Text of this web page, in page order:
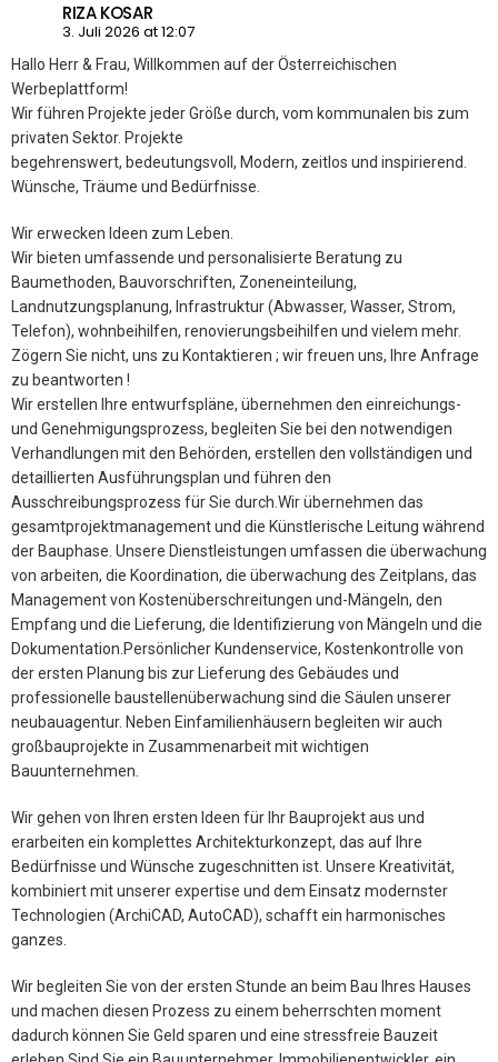
RIZA KOSAR
3. Juli 2026 at 12:07
Hallo Herr & Frau, Willkommen auf der Österreichischen
Werbeplattform!
Wir führen Projekte jeder Größe durch, vom kommunalen bis zum
privaten Sektor. Projekte
begehrenswert, bedeutungsvoll, Modern, zeitlos und inspirierend.
Wünsche, Träume und Bedürfnisse.
Wir erwecken Ideen zum Leben.
Wir bieten umfassende und personalisierte Beratung zu
Baumethoden, Bauvorschriften, Zoneneinteilung,
Landnutzungsplanung, Infrastruktur (Abwasser, Wasser, Strom,
Telefon), wohnbeihilfen, renovierungsbeihilfen und vielem mehr.
Zögern Sie nicht, uns zu Kontaktieren ; wir freuen uns, Ihre Anfrage
zu beantworten !
Wir erstellen Ihre entwurfspläne, übernehmen den einreichungs-
und Genehmigungsprozess, begleiten Sie bei den notwendigen
Verhandlungen mit den Behörden, erstellen den vollständigen und
detaillierten Ausführungsplan und führen den
Ausschreibungsprozess für Sie durch.Wir übernehmen das
gesamtprojektmanagement und die Künstlerische Leitung während
der Bauphase. Unsere Dienstleistungen umfassen die überwachung
von arbeiten, die Koordination, die überwachung des Zeitplans, das
Management von Kostenüberschreitungen und-Mängeln, den
Empfang und die Lieferung, die Identifizierung von Mängeln und die
Dokumentation.Persönlicher Kundenservice, Kostenkontrolle von
der ersten Planung bis zur Lieferung des Gebäudes und
professionelle baustellenüberwachung sind die Säulen unserer
neubauagentur. Neben Einfamilienhäusern begleiten wir auch
großbauprojekte in Zusammenarbeit mit wichtigen
Bauunternehmen.
Wir gehen von Ihren ersten Ideen für Ihr Bauprojekt aus und
erarbeiten ein komplettes Architekturkonzept, das auf Ihre
Bedürfnisse und Wünsche zugeschnitten ist. Unsere Kreativität,
kombiniert mit unserer expertise und dem Einsatz modernster
Technologien (ArchiCAD, AutoCAD), schafft ein harmonisches
ganzes.
Wir begleiten Sie von der ersten Stunde an beim Bau Ihres Hauses
und machen diesen Prozess zu einem beherrschten moment
dadurch können Sie Geld sparen und eine stressfreie Bauzeit